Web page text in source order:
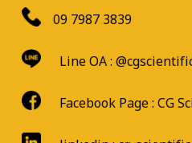
09 7987 3839
Line OA :
Facebook Page : CG